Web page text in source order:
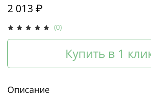
(0)
2 013 ₽
Купить в 1
Описание